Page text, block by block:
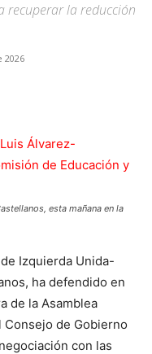
recuperar la reducción
2026
esta mañana en la
Izquierda Unida-
ha defendido en
de la Asamblea
Consejo de Gobierno
con las